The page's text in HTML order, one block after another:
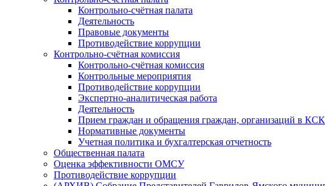
Контрольно-счётная палата
Деятельность
Правовые документы
Противодействие коррупции
Контрольно-счётная комиссия
Контрольно-счётная комиссия
Контрольные мероприятия
Противодействие коррупции
Экспертно-аналитическая работа
Деятельность
Прием граждан и обращения граждан, организаций в
Нормативные документы
Учетная политика и бухгалтерская отчетность
Общественная палата
Оценка эффективности ОМСУ
Противодействие коррупции